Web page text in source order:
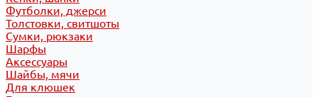
Футболки, джерси
Толстовки, свитшоты
Сумки, рюкзаки
Шарфы
Аксессуары
Шайбы, мячи
Для клюшек